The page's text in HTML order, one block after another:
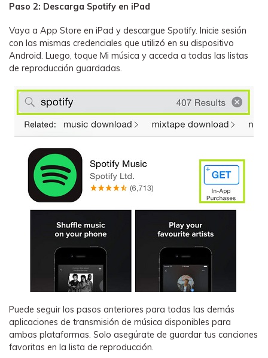
Paso 2: Descarga Spotify en iPad
Vaya a App Store en iPad y descargue Spotify. Inicie sesión
con las mismas credenciales que utilizó en su dispositivo
Android. Luego, toque Mi música y acceda a todas las listas
de reproducción guardadas.
Puede seguir los pasos anteriores para todas las demás
aplicaciones de transmisión de música disponibles para
ambas plataformas. Solo asegúrate de guardar tus canciones
favoritas en la lista de reproducción.